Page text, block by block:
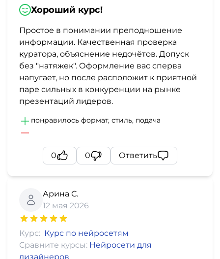
Хороший курс!
Простое в понимании преподношение
информации. Качественная проверка
куратора, объяснение недочётов. Допуск
без "натяжек". Оформление вас сперва
напугает, но после расположит к приятной
паре сильных в конкуренции на рынке
презентаций лидеров.
понравилось формат, стиль, подача
0 0 Ответить
Арина С.
12 мая 2026
Курс: Курс по нейросетям
Сравните курсы: Нейросети для
дизайнеров